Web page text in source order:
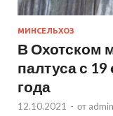
МИНСЕЛЬХОЗ
В Охотском
палтуса с
года
12.10.2021 - от admin